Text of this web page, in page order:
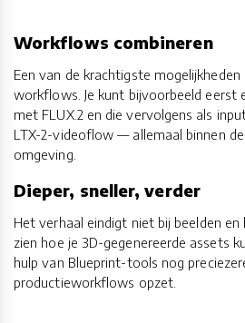
Workflows combineren
Een van de krachtigste
workflows. Je kunt bijvoorbeeld eerst
met FLUX.2 en die vervolgens als
LTX-2-videoflow — allemaal binnen
omgeving.
Dieper, sneller, verder
Het verhaal eindigt niet bij beelden en
zien hoe je 3D-gegenereerde assets
hulp van Blueprint-tools nog
productieworkflows opzet.